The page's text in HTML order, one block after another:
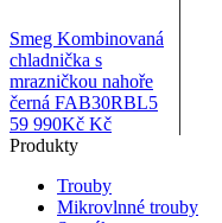
Smeg Kombinovaná
chladnička s
mrazničkou nahoře
černá FAB30RBL5
59 990Kč Kč
Produkty
Trouby
Mikrovlnné trouby